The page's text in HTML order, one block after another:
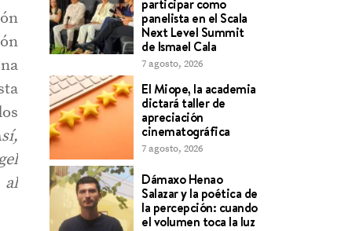
al
participar como
panelista en el Scala
Next Level Summit
de Ismael Cala
7 agosto, 2026
El Miope, la academia
dictará taller de
apreciación
cinematográfica
7 agosto, 2026
Dámaxo Henao
Salazar y la poética de
la percepción: cuando
el volumen toca la luz